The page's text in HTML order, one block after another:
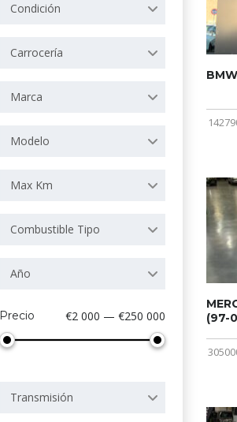
Condición
Carrocería
Marca
Modelo
Max Km
Combustible Tipo
Año
Precio €2 000 — €250 000
Transmisión
(97-